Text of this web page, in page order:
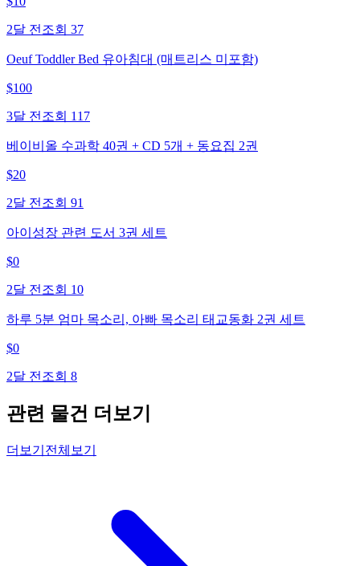
2달 전 조회 37
Oeuf Toddler Bed 유아침대 (매트리스 미포함)
$100
3달 전 조회 117
베이비올 수과학 40권 + CD 5개 + 동요집 2권
$20
2달 전 조회 91
아이성장 관련 도서 3권 세트
$0
2달 전 조회 10
하루 5분 엄마 목소리, 아빠 목소리 태교동화 2권 세트
$0
2달 전 조회 8
관련 물건 더보기
더보기 전체보기